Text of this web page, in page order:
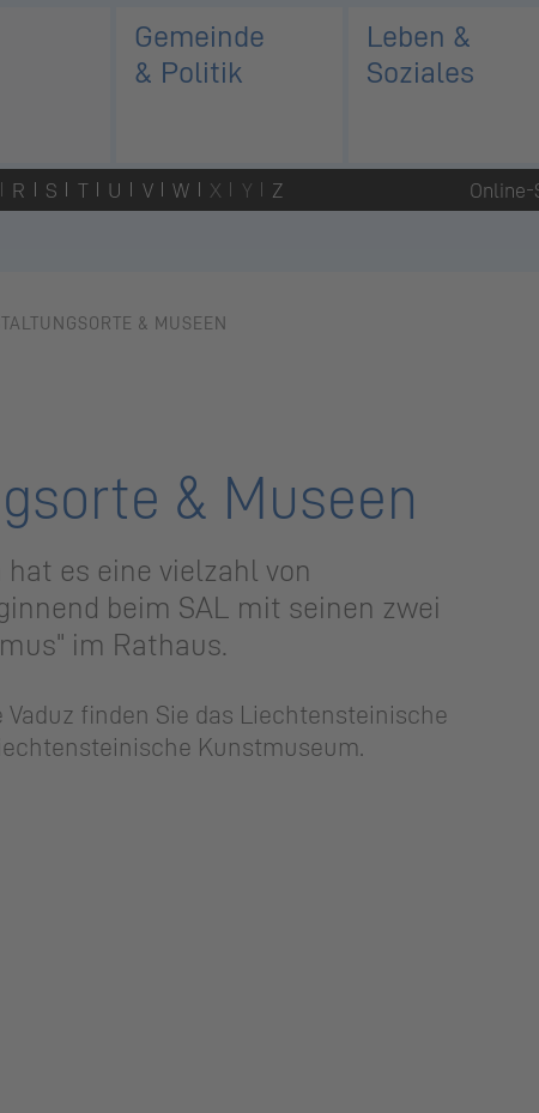
Gemeinde
& Politik
Leben &
Soziales
R S T U V W X Y Z
& MUSEEN
& Museen
es eine vielzahl von
beim SAL mit seinen zwei
im Rat­haus.
fin­den Sie das Liech­ten­stei­ni­sche
Kunst­mu­se­um.